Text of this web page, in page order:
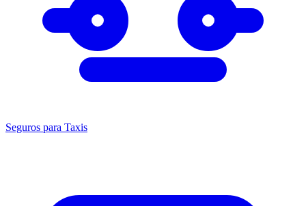
Seguros para Taxis